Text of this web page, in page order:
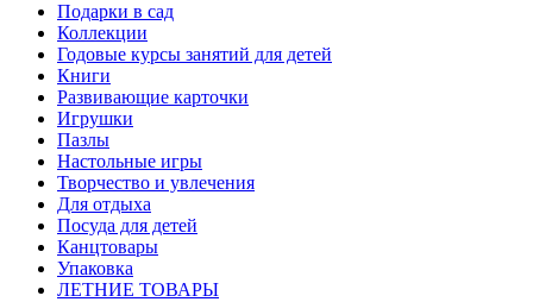
Подарки в сад
Коллекции
Годовые курсы занятий для детей
Книги
Развивающие карточки
Игрушки
Пазлы
Настольные игры
Творчество и увлечения
Для отдыха
Посуда для детей
Канцтовары
Упаковка
ЛЕТНИЕ ТОВАРЫ